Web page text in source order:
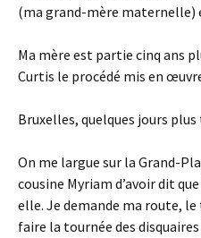
(ma grand-mère
Ma mère est partie cinq ans
Curtis le procédé mis en
Bruxelles, quelques jours plus
On me largue sur la Grand-
cousine Myriam d’avoir dit
elle. Je demande ma route, le
faire la tournée des